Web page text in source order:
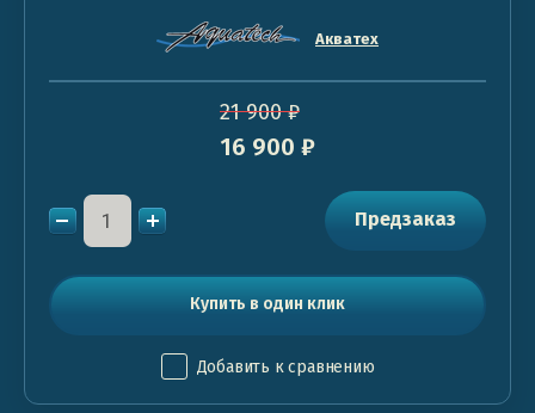
Акватех
21 900₽
16 900 ₽
Предзаказ
Купить в один клик
Добавить к сравнению